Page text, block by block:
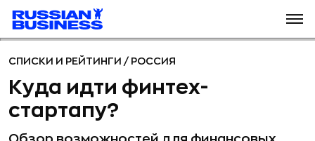
СПИСКИ И РЕЙТИНГИ / РОССИЯ
Куда идти финтех-
стартапу?